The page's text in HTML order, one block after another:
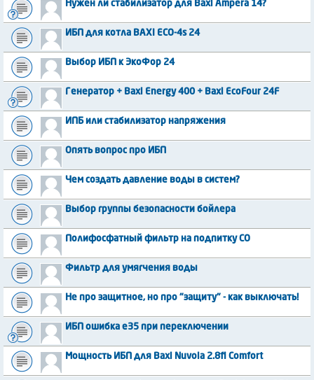
Нужен ли стабилизатор для Baxi Ampera 14?
ИБП для котла BAXI ECO-4s 24
Выбор ИБП к ЭкоФор 24
Генератор + Baxi Energy 400 + Baxi EcoFour 24F
ИПБ или стабилизатор напряжения
Опять вопрос про ИБП
Чем создать давление воды в систем?
Выбор группы безопасности бойлера
Полифосфатный фильтр на подпитку СО
Фильтр для умягчения воды
Не про защитное, но про "защиту" - как выключать!
ИБП ошибка е35 при переключении
Мощность ИБП для Baxi Nuvola 2.8fi Comfort